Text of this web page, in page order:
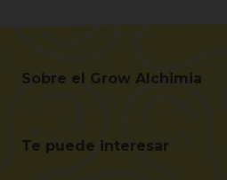
Sobre el Grow Alchimia
Situación y Contacto
Te puede interesar